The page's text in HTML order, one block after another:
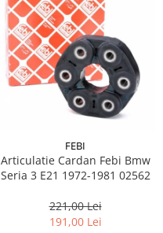
FEBI
Articulatie Cardan Febi Bmw
Seria 3 E21 1972-1981 02562
221,00 Lei
191,00 Lei